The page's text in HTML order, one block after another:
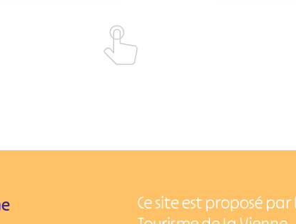
Ce site est proposé